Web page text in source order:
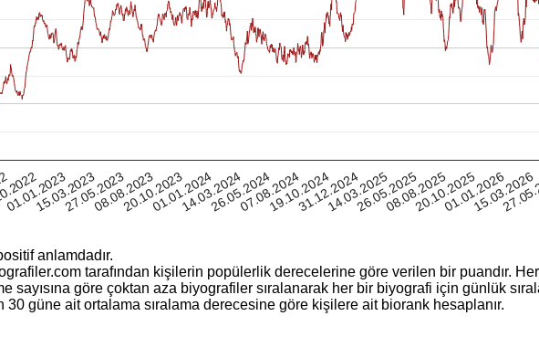
01.01.2023
15.03.2023
27.05.2023
08.08.2023
20.10.2023
01.01.2024
14.03.2024
26.05.2024
07.08.2024
19.10.2024
31.12.2024
14.03.2025
26.05.2025
08.08.2025
20.10.2025
01.01.2026
15.03.2026
anlamdadır.
tarafından kişilerin popülerlik derecelerine göre verilen bir puandır.
sayısına göre çoktan aza biyografiler sıralanarak her bir biyografi için günlük
30 güne ait ortalama sıralama derecesine göre kişilere ait biorank hesaplanır.